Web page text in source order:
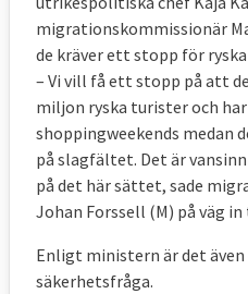
migrationskommissionär
de kräver ett stopp för
– Vi vill få ett stopp på att
miljon ryska turister och
shoppingweekends medan
på slagfältet. Det är
på det här sättet, sade
Johan Forssell (M) på väg
Enligt ministern är det även
säkerhetsfråga.